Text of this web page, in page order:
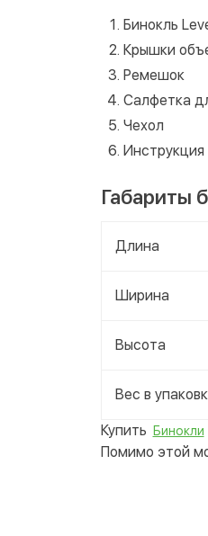
Бинокль
Крышки
Ремешок
Салфетка
Чехол
Инструкция
Габариты
Длина
Ширина
Высота
Вес в
Купить Бинокли
Помимо этой